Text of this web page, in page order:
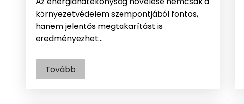
környezetvédelem szempontjából fontos,
hanem jelentős megtakarítást is
eredményezhet…
Tovább